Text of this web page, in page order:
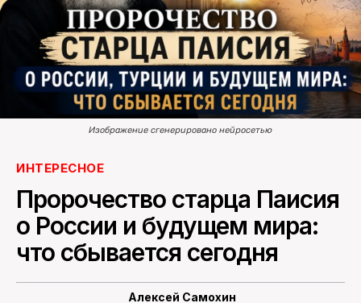
Изображение сгенерировано нейросетью
ИНТЕРЕСНОЕ
Пророчество старца Паисия
о России и будущем мира:
что сбывается сегодня
Алексей Самохин